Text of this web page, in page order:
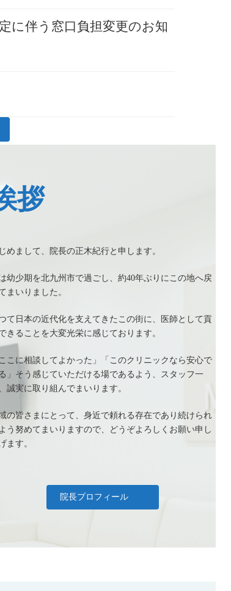
に伴う窓口負担変更のお知
拶
めまして、院長の正木紀行と申します。
幼少期を北九州市で過ごし、約40年ぶりにこの地へ戻
まいりました。
て日本の近代化を支えてきたこの街に、医師として貢
きることを大変光栄に感じております。
ここに相談してよかった」「このクリニックなら安心で
」そう感じていただける場であるよう、スタッフ一
誠実に取り組んでまいります。
の皆さまにとって、身近で頼れる存在であり続けられ
う努めてまいりますので、どうぞよろしくお願い申し
ます。
院長プロフィール